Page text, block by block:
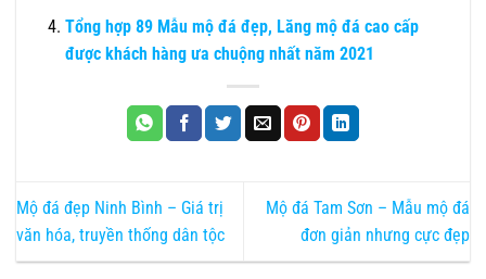
Tổng hợp 89 Mẫu mộ đá đẹp, Lăng mộ đá cao cấp
được khách hàng ưa chuộng nhất năm 2021
Mộ đá đẹp Ninh Bình – Giá trị
văn hóa, truyền thống dân tộc
Mộ đá Tam Sơn – Mẫu mộ đá
đơn giản nhưng cực đẹp